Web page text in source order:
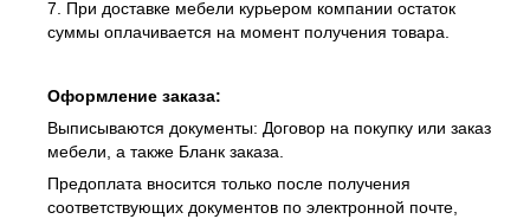
7. При доставке мебели курьером компании остаток
суммы оплачивается на момент получения товара.
Оформление заказа:
Выписываются документы: Договор на покупку или заказ
мебели, а также Бланк заказа.
Предоплата вносится только после получения
соответствующих документов по электронной почте,